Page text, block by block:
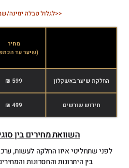
<<לגלול טבלה ימינה/
מחיר
(שיער עד
החלקת שיער באשקלון 599 ₪
חידוש שורשים 499 ₪
השוואת מחירים בין
לפני שתחליטי איזו החלקה לעשות,
בין היתרונות והחסרונות